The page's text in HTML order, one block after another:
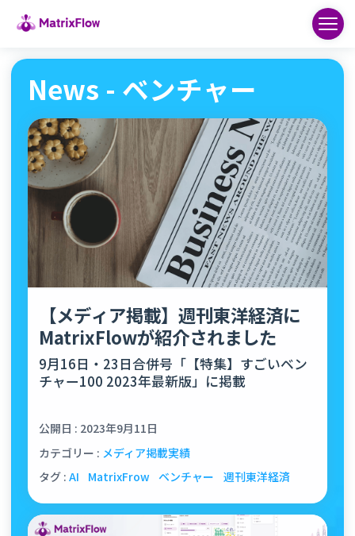
News - ベンチャー
【メディア掲載】週刊東洋経済に
MatrixFlowが紹介されました
9月16日・23日合併号「【特集】すごいベン
チャー100 2023年最新版」に掲載
公開日 : 2023年9月11日
カテゴリー : メディア掲載実績
タグ : AI MatrixFrow ベンチャー 週刊東洋経済